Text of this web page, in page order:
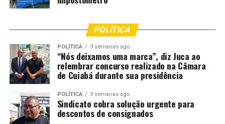
por pressão de sobreoferta.
Já no cenário das exportações, alternativa relevante
para o escoamento da produção, houve recuperação em
maio após a queda expressiva de abril. Assim, os
embarques somaram 141 mil toneladas, acima do
registrado em 2025, mas ainda abaixo da média dos
últimos cinco anos. “O início de junho também registrou
bons volumes, favorecidos pela valorização do dólar”,
finaliza.
POLÍTICA
POLÍTICA 3 semanas ago
“Nós deixamos uma marca”, diz Juca ao
relembrar concurso realizado na Câmara
de Cuiabá durante sua presidência
POLÍTICA 3 semanas ago
Sindicato cobra solução urgente para
descontos de consignados